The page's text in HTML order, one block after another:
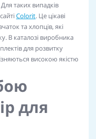
таких випадків
Colorit. Це цікаві
та хлопців, які
В каталозі виробника
для розвитку
високою якістю
для